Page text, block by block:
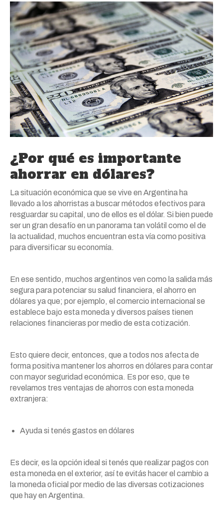
¿Por qué es importante
ahorrar en dólares?
La situación económica que se vive en Argentina ha
llevado a los ahorristas a buscar métodos efectivos para
resguardar su capital, uno de ellos es el dólar. Si bien puede
ser un gran desafío en un panorama tan volátil como el de
la actualidad, muchos encuentran esta vía como positiva
para diversificar su economía.
En ese sentido, muchos argentinos ven como la salida más
segura para potenciar su salud financiera, el ahorro en
dólares ya que; por ejemplo, el comercio internacional se
establece bajo esta moneda y diversos países tienen
relaciones financieras por medio de esta cotización.
Esto quiere decir, entonces, que a todos nos afecta de
forma positiva mantener los ahorros en dólares para contar
con mayor seguridad económica. Es por eso, que te
revelamos tres ventajas de ahorros con esta moneda
extranjera:
Ayuda si tenés gastos en dólares
Es decir, es la opción ideal si tenés que realizar pagos con
esta moneda en el exterior, así te evitás hacer el cambio a
la moneda oficial por medio de las diversas cotizaciones
que hay en Argentina.